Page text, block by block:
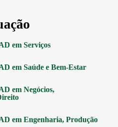
em Serviços
em Saúde e Bem-Estar
em Negócios,
em Engenharia, Produção